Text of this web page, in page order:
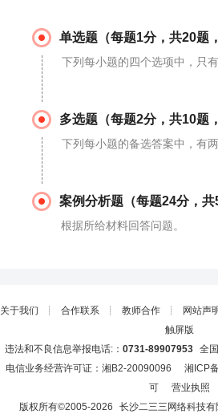
单选题（每题1分，共20题
下列每小题的四个选项中，只
多选题（每题2分，共10题
下列每小题的备选答案中，有
案例分析题（每题24分，共
根据所给材料回答问题。
关于我们 ┊ 合作联系 ┊ 教师合作 ┊ 网站声
触屏版
违法和不良信息举报电话:： 0731-89907953全国
电信业务经营许可证：湘B2-20090096 湘ICP
可
营业执照
版权所有©2005-2026 长沙二三三网络科技